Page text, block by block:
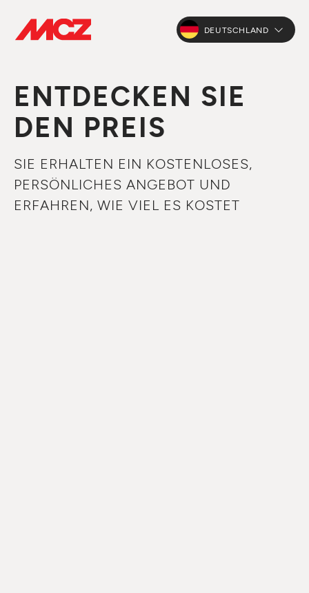
DEUTSCHLAND
ENTDECKEN SIE
DEN PREIS
SIE ERHALTEN EIN KOSTENLOSES,
PERSÖNLICHES ANGEBOT UND
ERFAHREN, WIE VIEL ES KOSTET